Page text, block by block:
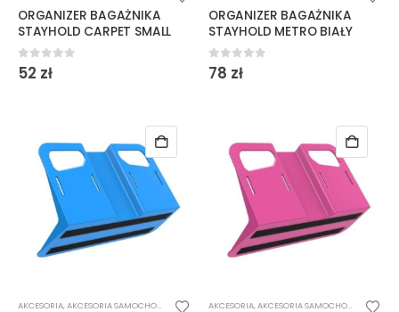
ORGANIZER BAGAŻNIKA
STAYHOLD CARPET SMALL
0out of 5
52 zł
ORGANIZER BAGAŻNIKA
STAYHOLD METRO BIAŁY
0out of 5
78 zł
AKCESORIA,AKCESORIA SAMOCHODOWE AKCESORIA,AKCESORIA SAMOCHODOWE